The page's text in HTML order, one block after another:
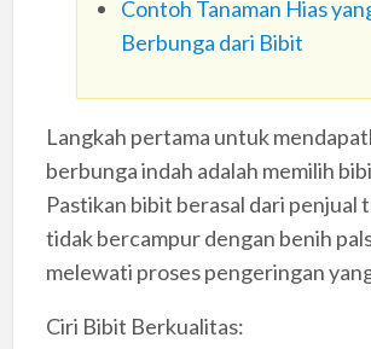
Contoh Tanaman Hias
Berbunga dari Bibit
Langkah pertama untuk
berbunga indah adalah memilih
Pastikan bibit berasal dari penjual
tidak bercampur dengan benih
melewati proses pengeringan
Ciri Bibit Berkualitas: